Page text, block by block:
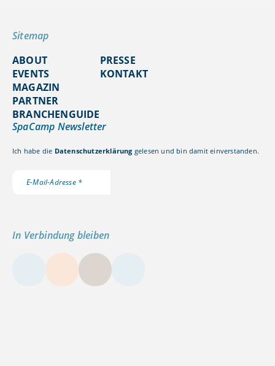
Sitemap
ABOUT
EVENTS
MAGAZIN
PARTNER
BRANCHENGUIDE
PRESSE
KONTAKT
SpaCamp Newsletter
Ich habe die Datenschutzerklärung gelesen und bin damit einverstanden.
In Verbindung bleiben
LinkedIn
Instagram
YouTubeKontakt